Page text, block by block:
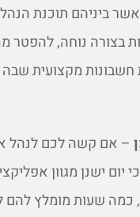
ביניהם תוכנת
בצורה נוחה, להפטר
חשבונות מקצועית
– אם קשה לכם לנהל
יום ישנן מגוון
כמה שעות מומלץ